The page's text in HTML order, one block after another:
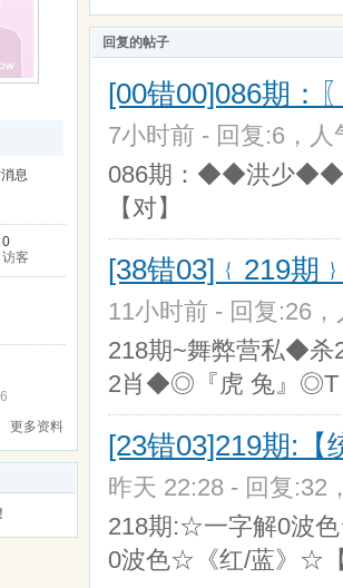
息
0
访客
更多资料
回复的帖子
[00错00]086期：
7小时前 - 回复:6，
086期：◆◆洪少
【对】
[38错03]﹛219期
11小时前 - 回复:26
218期~舞弊营私◆
2肖◆◎『虎 兔』◎T
[23错03]219期:
昨天 22:28 - 回复:32
218期:☆一字解0波
0波色☆《红/蓝》☆